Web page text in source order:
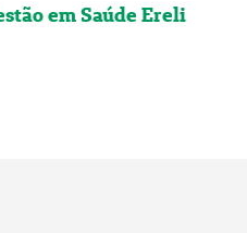
em Saúde Ereli